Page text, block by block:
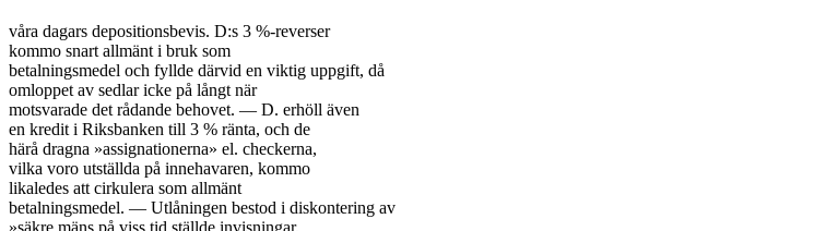
våra dagars depositionsbevis. D:s 3 %-reverser
kommo snart allmänt i bruk som
betalningsmedel och fyllde därvid en viktig uppgift, då
omloppet av sedlar icke på långt när
motsvarade det rådande behovet. — D. erhöll även
en kredit i Riksbanken till 3 % ränta, och de
härå dragna »assignationerna» el. checkerna,
vilka voro utställda på innehavaren, kommo
likaledes att cirkulera som allmänt
betalningsmedel. — Utlåningen bestod i diskontering av
»säkre mäns på viss tid ställde invisningar,